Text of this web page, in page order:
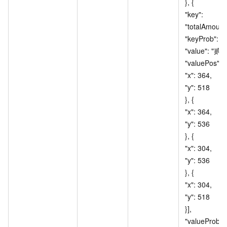
"key":
"keyProb":
"value": "贰
"valuePos":
"x": 364,
"y": 518
}, {
"x": 364,
"y": 536
}, {
"x": 304,
"y": 536
}, {
"x": 304,
"y": 518
}],
"valueProb":